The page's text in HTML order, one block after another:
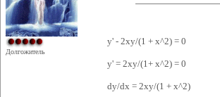
Долгожитель
y' - 2xy/(1 + x^2) = 0
y' = 2xy/(1+ x^2) = 0
dy/dx = 2xy/(1 + x^2)